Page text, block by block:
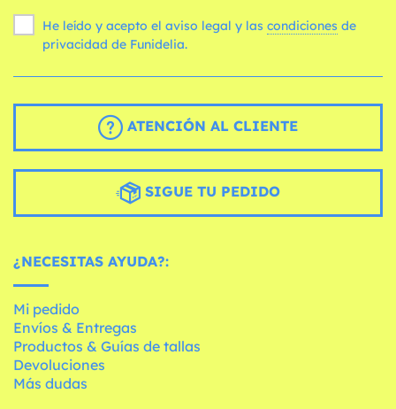
He leído y acepto el aviso legal y las condiciones
privacidad de Funidelia.
ATENCIÓN AL CLIENTE
SIGUE TU PEDIDO
¿NECESITAS AYUDA?:
Mi pedido
Envíos & Entregas
Productos & Guías de tallas
Devoluciones
Más dudas